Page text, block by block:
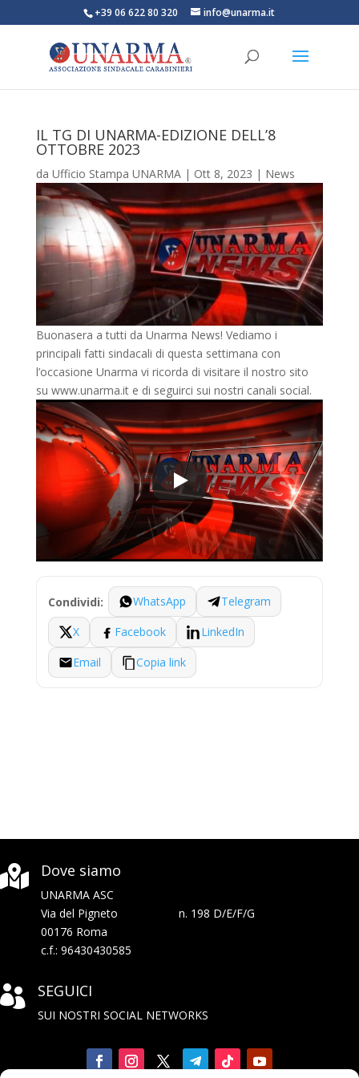
+39 06 622 80 320 info@unarma.it
IL TG DI UNARMA-EDIZIONE DELL’8
OTTOBRE 2023
da Ufficio Stampa UNARMA| Ott 8, 2023 | News
Buonasera a tutti da Unarma News! Vediamo i
principali fatti sindacali di questa settimana con
l’occasione Unarma vi ricorda di visitare il nostro sito
su www.unarma.it e di seguirci sui nostri canali social.
Condividi: WhatsApp
Telegram
X
Facebook
LinkedIn
Email
Copia link
 Dove siamo
UNARMA ASC
Via del Pigneto n. 198 D/E/F/G
00176 Roma
c.f.: 96430430585
 SEGUICI
SUI NOSTRI SOCIAL NETWORKS